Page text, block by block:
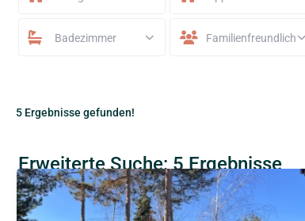
Badezimmer Familienfreundlich
5 Ergebnisse gefunden!
Erweiterte Suche: 5 Ergebnisse